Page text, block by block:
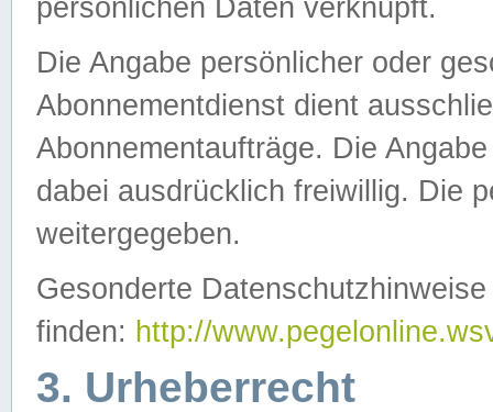
persönlichen Daten verknüpft.
Die Angabe persönlicher oder
Abonnementdienst dient
Abonnementaufträge. Die
dabei ausdrücklich freiwillig. Die
weitergegeben.
Gesonderte
finden: http://
3. Urheberrecht